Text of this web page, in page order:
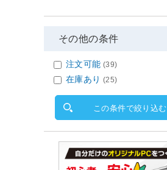
その他の条件
注文可能 (39)
在庫あり (25)
この条件で絞り込む